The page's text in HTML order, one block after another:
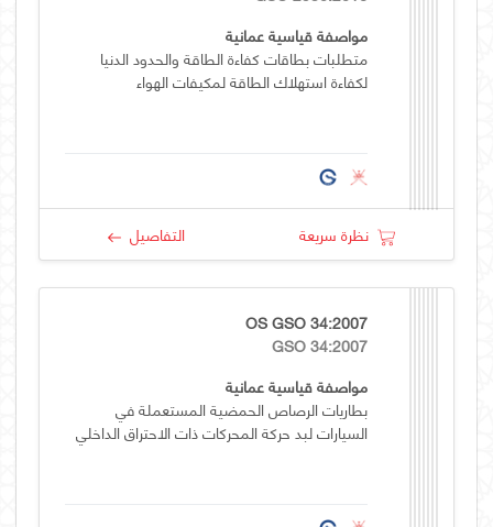
مواصفة قياسية عمانية
متطلبات بطاقات كفاءة الطاقة والحدود الدنيا
لكفاءة استهلاك الطاقة لمكيفات الهواء
نظرة سريعة التفاصيل
OS GSO 34:2007
GSO 34:2007
مواصفة قياسية عمانية
بطاريات الرصاص الحمضية المستعملة في
السيارات لبد حركة المحركات ذات الاحتراق الداخلي